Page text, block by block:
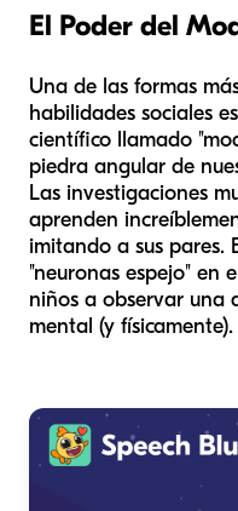
El Poder del
Una de las formas
habilidades sociales
científico llamado
piedra angular de
Las investigaciones
aprenden
imitando a sus pares.
"neuronas espejo" en
niños a observar una
mental (y físicamente).